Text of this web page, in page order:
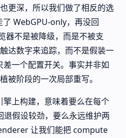
更深，所以我们做了相反的选
WebGPU-only，再没回
器不是被降级，而是不被支
达数字来追踪，而不是假装一
一个配置开关。事实并非如
被阶段的一次局部重写。
上构建，意味着要么在每个
假设较劲，要么永远维护两
让我们能把 compute